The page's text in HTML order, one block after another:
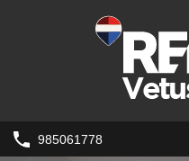
985061778